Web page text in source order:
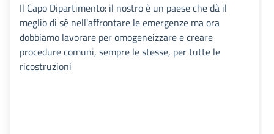
Il Capo Dipartimento: il nostro è un paese che dà il
meglio di sé nell'affrontare le emergenze ma ora
dobbiamo lavorare per omogeneizzare e creare
procedure comuni, sempre le stesse, per tutte le
ricostruzioni